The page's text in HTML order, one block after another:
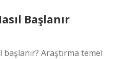
Başlanır
başlanır? Araştırma temel